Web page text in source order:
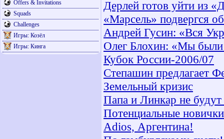
Offers & Invitations
Squads
Challenges
Игры: Козёл
Игры: Кинга
Дерлей готов уйти из
«Марсель» подвергся
Андрей Гусин: «Вся
Олег Блохин: «Мы были
Кубок России-2006/07
Степашин предлагает
Земельный кризис
Папа и Линкар не
Потенциальные
Adios, Аргентина!